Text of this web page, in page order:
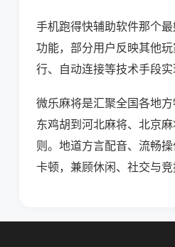
手机跑得快辅助软件那个最
功能，部分用户反映其他
行、自动连接等技术手段实
微乐麻将是汇聚全国各地
东鸡胡到河北麻将、北京
则。地道方言配音、流畅
卡顿，兼顾休闲、社交与